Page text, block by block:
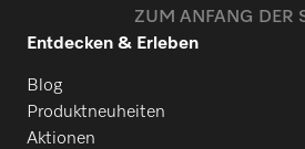
ZUM ANFANG DER
Entdecken & Erleben
Blog
Produktneuheiten
Aktionen